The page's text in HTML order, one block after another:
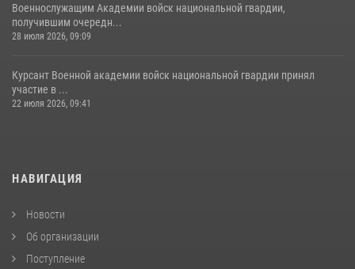
Военнослужащим Академии войск национальной гвардии,
получившим очередн...
28 июля 2026, 09:09
Курсант Военной академии войск национальной гвардии принял
участие в ...
22 июля 2026, 09:41
НАВИГАЦИЯ
Новости
Об организации
Поступление